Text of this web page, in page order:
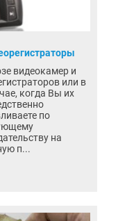
видеокамер и
или в
когда Вы их
по
на
п...